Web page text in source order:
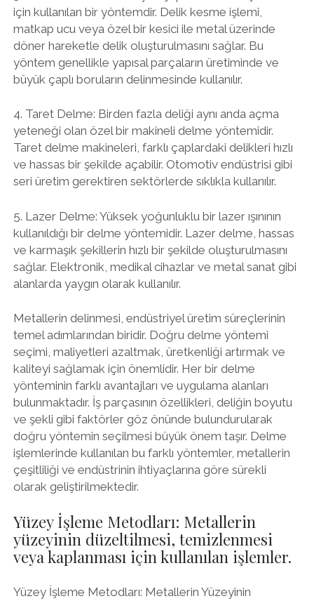
için kullanılan bir yöntemdir. Delik kesme işlemi,
matkap ucu veya özel bir kesici ile metal üzerinde
döner hareketle delik oluşturulmasını sağlar. Bu
yöntem genellikle yapısal parçaların üretiminde ve
büyük çaplı boruların delinmesinde kullanılır.
4. Taret Delme: Birden fazla deliği aynı anda açma
yeteneği olan özel bir makineli delme yöntemidir.
Taret delme makineleri, farklı çaplardaki delikleri hızlı
ve hassas bir şekilde açabilir. Otomotiv endüstrisi gibi
seri üretim gerektiren sektörlerde sıklıkla kullanılır.
5. Lazer Delme: Yüksek yoğunluklu bir lazer ışınının
kullanıldığı bir delme yöntemidir. Lazer delme, hassas
ve karmaşık şekillerin hızlı bir şekilde oluşturulmasını
sağlar. Elektronik, medikal cihazlar ve metal sanat gibi
alanlarda yaygın olarak kullanılır.
Metallerin delinmesi, endüstriyel üretim süreçlerinin
temel adımlarından biridir. Doğru delme yöntemi
seçimi, maliyetleri azaltmak, üretkenliği artırmak ve
kaliteyi sağlamak için önemlidir. Her bir delme
yönteminin farklı avantajları ve uygulama alanları
bulunmaktadır. İş parçasının özellikleri, deliğin boyutu
ve şekli gibi faktörler göz önünde bulundurularak
doğru yöntemin seçilmesi büyük önem taşır. Delme
işlemlerinde kullanılan bu farklı yöntemler, metallerin
çeşitliliği ve endüstrinin ihtiyaçlarına göre sürekli
olarak geliştirilmektedir.
Yüzey İşleme Metodları: Metallerin
yüzeyinin düzeltilmesi, temizlenmesi
veya kaplanması için kullanılan işlemler.
Yüzey İşleme Metodları: Metallerin Yüzeyinin